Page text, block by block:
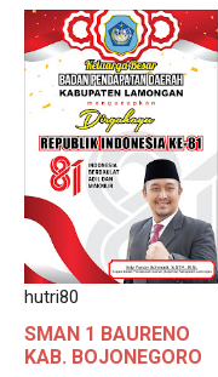
hutri80
SMAN 1 BAURENO
KAB. BOJONEGORO